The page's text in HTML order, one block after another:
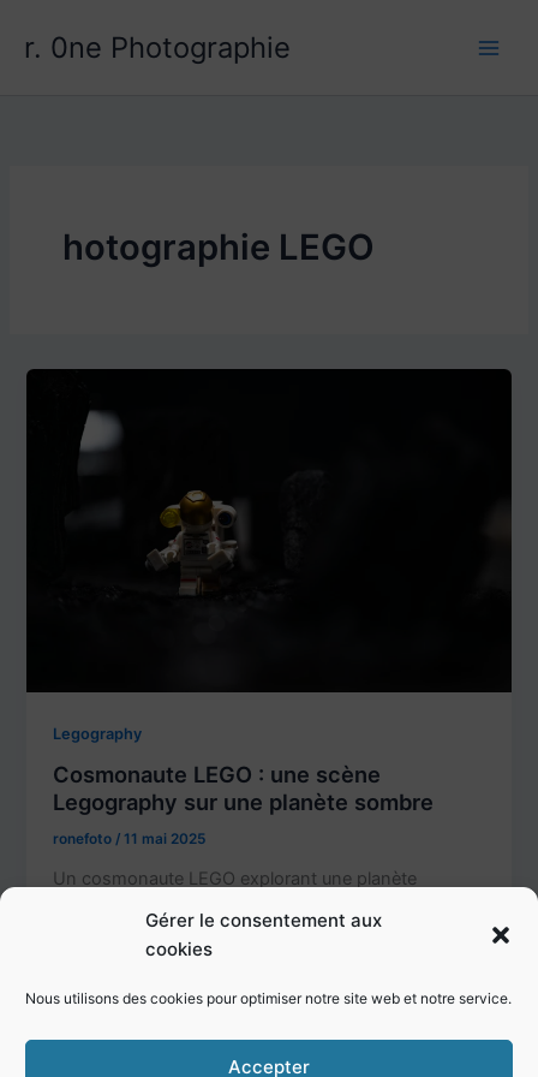
Gérer le consentement aux
cookies
Nous utilisons des cookies pour optimiser notre site web et notre service.
Accepter
r. 0ne Photographie
hotographie LEGO
Legography
Cosmonaute LEGO : une scène
Legography sur une planète sombre
ronefoto/11 mai 2025
Un cosmonaute LEGO explorant une planète
sombre, dont le décor de Legography est
composé… de charbon de bois. Comment réaliser